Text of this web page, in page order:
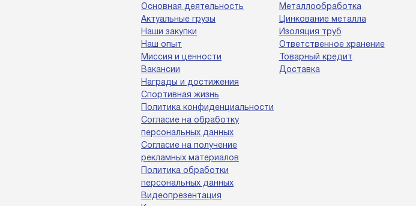
Основная деятельность
Актуальные грузы
Наши закупки
Наш опыт
Миссия и ценности
Вакансии
Награды и достижения
Спортивная жизнь
Политика конфиденциальности
Согласие на обработку
персональных данных
Согласие на получение
рекламных материалов
Политика обработки
персональных данных
Видеопрезентация
Металлообработка
Цинкование металла
Изоляция труб
Ответственное хранение
Товарный кредит
Доставка